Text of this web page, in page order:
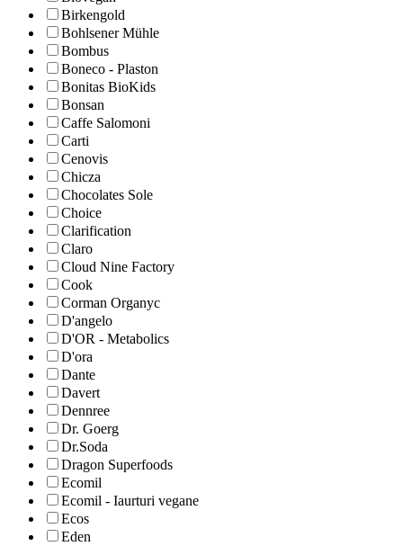
Birkengold
Bohlsener Mühle
Bombus
Boneco - Plaston
Bonitas BioKids
Bonsan
Caffe Salomoni
Carti
Cenovis
Chicza
Chocolates Sole
Choice
Clarification
Claro
Cloud Nine Factory
Cook
Corman Organyc
D'angelo
D'OR - Metabolics
D'ora
Dante
Davert
Dennree
Dr. Goerg
Dr.Soda
Dragon Superfoods
Ecomil
Ecomil - Iaurturi vegane
Ecos
Eden